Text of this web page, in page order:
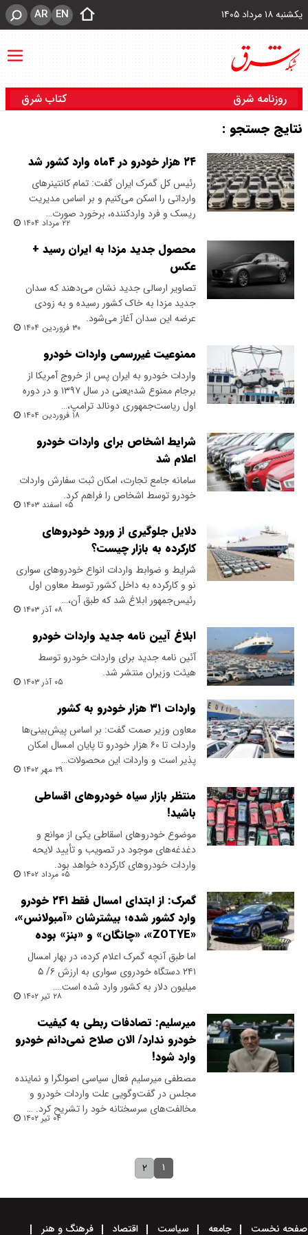
یکشنبه ۱۸ مرداد ۱۴۰۵ EN
AR
روزنامه شرق کتاب شرق
نتایج جستجو :
۲۴ هزار خودرو در ۴ماه وارد کشور شد
رئیس کل گمرک ایران گفت: تمام کانتینرهای
وارداتی را اسکن می‌کنیم و بر اساس مدیریت
ریسک و فرد واردکننده، برخورد صورت…
۲۲ مرداد ۱۴۰۴
محصول جدید مزدا به ایران رسید +
عکس
تصاویر ارسالی جدید نشان می‌دهند که سدان
جدید مزدا به خاک کشور رسیده و به زودی
عرضه این سدان آغاز می‌شود.
۳۰ فروردین ۱۴۰۴
ممنوعیت غیررسمی واردات خودرو
واردات خودرو به ایران پس از خروج آمریکا از
برجام ممنوع شد؛‌یعنی در سال ۱۳۹۷ و در دوره
اول ریاست‌جمهوری دونالد ترامپ،…
۱۸ فروردین ۱۴۰۴
شرایط اشخاص برای واردات خودرو
اعلام شد
سامانه جامع تجارت، امکان ثبت سفارش واردات
خودرو توسط اشخاص را فراهم کرد.
۰۵ اسفند ۱۴۰۳
دلایل جلوگیری از ورود خودروهای
کارکرده به بازار چیست؟
شرایط و ضوابط واردات انواع خودروهای سواری
نو و کارکرده به داخل کشور توسط معاون اول
رئیس‌جمهور ابلاغ شد که طبق آن،…
۰۸ آذر ۱۴۰۳
ابلاغ آیین نامه جدید واردات خودرو
آئین نامه جدید برای واردات خودرو توسط
هیئت وزیران منتشر شد.
۰۵ آذر ۱۴۰۳
واردات ۳۱ هزار خودرو به کشور
معاون وزیر صمت گفت: بر اساس پیش‌بینی‌ها
واردات تا ۶۰ هزار خودرو تا پایان امسال امکان
پذیر است و واردات این محصولات…
۲۹ مهر ۱۴۰۲
منتظر بازار سیاه خودروهای اقساطی
باشید!
​موضوع خودروهای اسقاطی یکی از موانع و
دغدغه‌های موجود در تصویب و تأیید لایحه
واردات خودروهای کارکرده خواهد بود.
۰۵ مرداد ۱۴۰۲
گمرک: از ابتدای امسال فقط ۲۴۱ خودرو
وارد کشور شده؛ بیشترشان «آمبولانس»،
«ZOTYE»، «چانگان» و «بنز» بوده
​اما طبق آنچه گمرک اعلام کرده، در بهار امسال
۲۴۱ دستگاه خودروی سواری به ارزش ۶/ ۵
میلیون دلار به کشور وارد شده است.…
۲۸ تیر ۱۴۰۲
میرسلیم: تصادفات ربطی به کیفیت
خودرو ندارد/ الان صلاح نمی‌دانم خودرو
وارد شود!
مصطفی میرسلیم فعال سیاسی اصولگرا و نماینده
مجلس در گفت‌وگویی علت واردات خودرو و
مخالفت‌های سرسختانه خود را تشریح کرد. …
۰۴ تیر ۱۴۰۲
۱ ۲
صفحه نخست جامعه سیاست اقتصاد فرهنگ و هنر